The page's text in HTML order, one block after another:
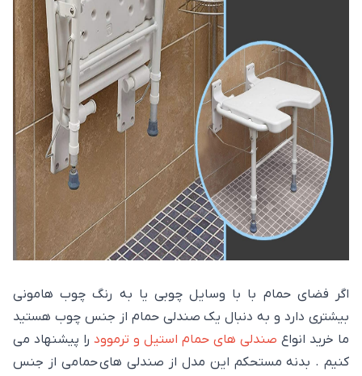
اگر فضای حمام با با وسایل چوبی یا به رنگ چوب هامونی
بیشتری دارد و به دنبال یک صندلی حمام از جنس چوب هستید
ما خرید انواع صندلی های حمام استیل و ترموود را پیشنهاد می
کنیم . بدنه مستحکم این مدل از صندلی های حمامی از جنس